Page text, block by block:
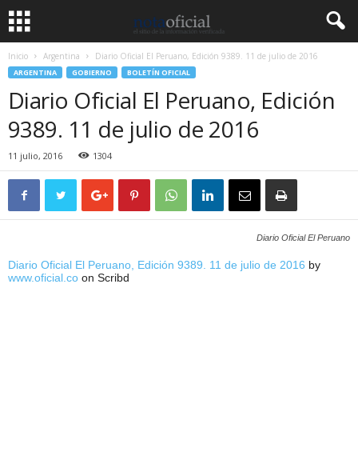
Inicio Argentina Diario Oficial El Peruano, Edición 9389. 11 de julio de 2016
ARGENTINA GOBIERNO BOLETÍN OFICIAL
Diario Oficial El Peruano, Edición
9389. 11 de julio de 2016
11 julio, 2016 1304
Diario Oficial El Peruano
Diario Oficial El Peruano, Edición 9389. 11 de julio de 2016 by
www.oficial.co on Scribd